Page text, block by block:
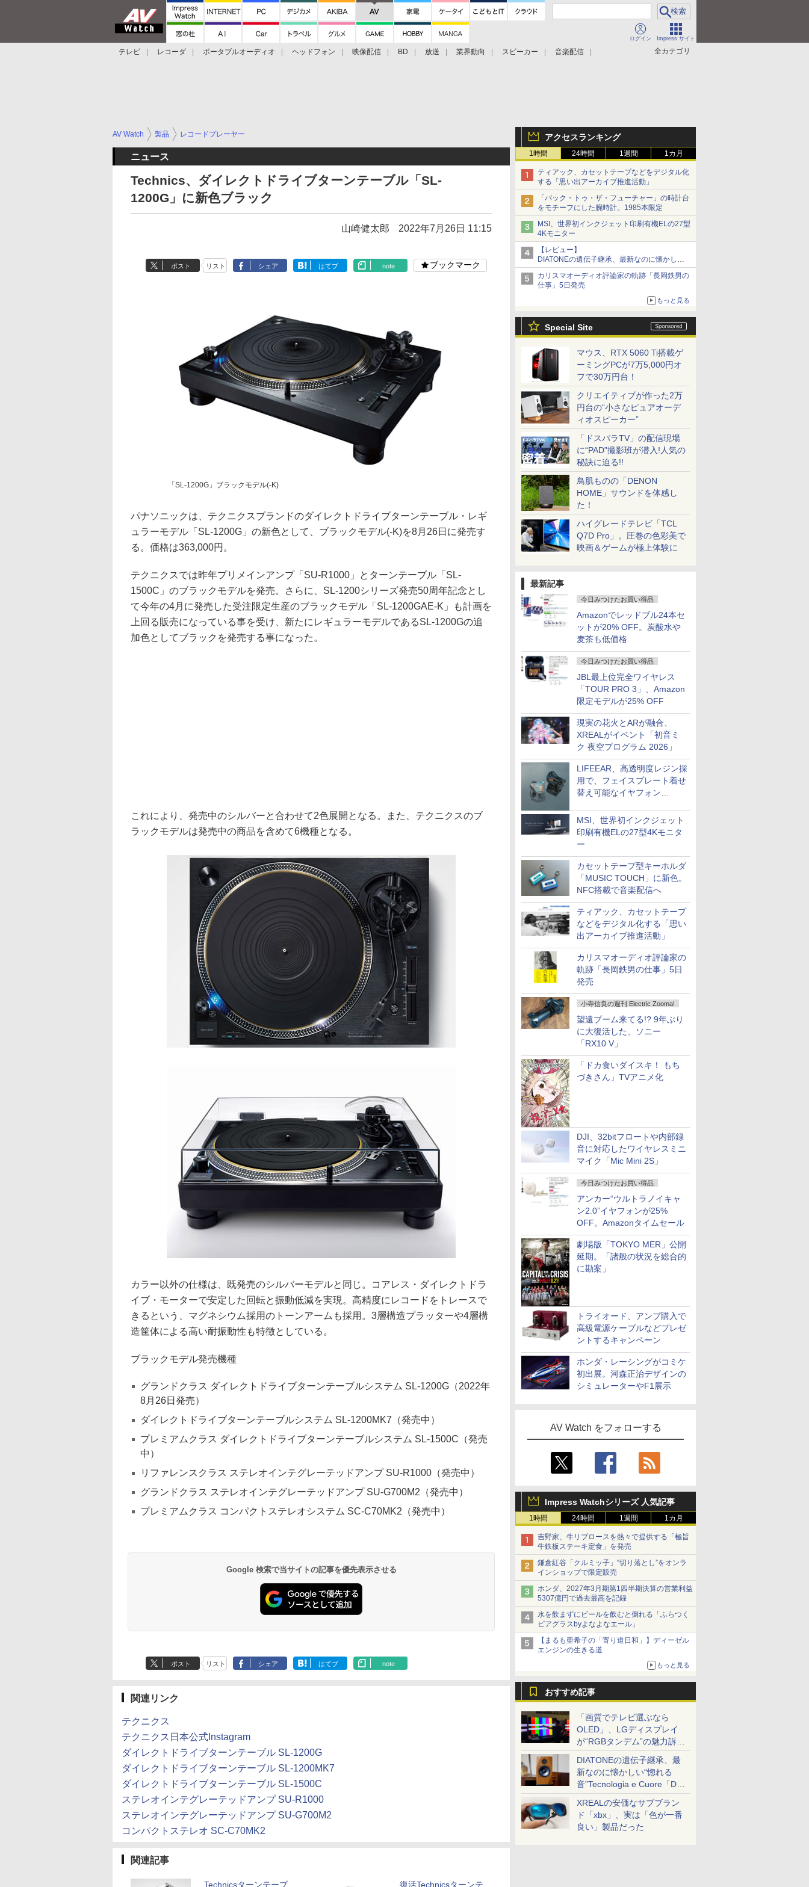
ログイン Impress サイト
全カテゴリ
テレビ レコーダ ポータブルオーディオ ヘッドフォン 映像配信 BD 放送 業界動向 スピーカー
音楽配信
アクセスランキング
1時間 24時間 1週間 1カ月
ティアック、カセットテープなどをデジタル化
する「思い出アーカイブ推進活動」
「バック・トゥ・ザ・フューチャー」の時計台
をモチーフにした腕時計。1985本限定
MSI、世界初インクジェット印刷有機ELの27型
4Kモニター
【レビュー】
DIATONEの遺伝子継承、最新なのに懐かし
い“惚れる音”Tecnologia e Cuore「DS-TC52B」
を聴く
カリスマオーディオ評論家の軌跡「長岡鉄男の
仕事」5日発売
もっと見る
Special Site
マウス、RTX 5060 Ti搭載ゲ
ーミングPCが7万5,000円オ
フで30万円台！
クリエイティブが作った2万
円台の“小さなピュアオーデ
ィオスピーカー”
「ドスパラTV」の配信現場
に“PAD”撮影班が潜入!人気の
秘訣に迫る!!
鳥肌ものの「DENON
HOME」サウンドを体感し
た！
ハイグレードテレビ「TCL
Q7D Pro」。圧巻の色彩美で
映画＆ゲームが極上体験に
最新記事
今日みつけたお買い得品
Amazonでレッドブル24本セ
ットが20% OFF。炭酸水や
麦茶も低価格
今日みつけたお買い得品
JBL最上位完全ワイヤレス
「TOUR PRO 3」、Amazon
限定モデルが25% OFF
現実の花火とARが融合、
XREALがイベント「初音ミ
ク 夜空プログラム 2026」
LIFEEAR、高透明度レジン採
用で、フェイスプレート着せ
替え可能なイヤフォン
MSI、世界初インクジェット
印刷有機ELの27型4Kモニタ
ー
カセットテープ型キーホルダ
「MUSIC TOUCH」に新色。
NFC搭載で音楽配信へ
ティアック、カセットテープ
などをデジタル化する「思い
出アーカイブ推進活動」
カリスマオーディオ評論家の
軌跡「長岡鉄男の仕事」5日
発売
小寺信良の週刊 Electric Zooma!
望遠ブーム来てる!? 9年ぶり
に大復活した、ソニー
「RX10 V」
「ドカ食いダイスキ！ もち
づきさん」TVアニメ化
DJI、32bitフロートや内部録
音に対応したワイヤレスミニ
マイク「Mic Mini 2S」
今日みつけたお買い得品
アンカー“ウルトラノイキャ
ン2.0”イヤフォンが25%
OFF。Amazonタイムセール
劇場版「TOKYO MER」公開
延期。「諸般の状況を総合的
に勘案」
トライオード、アンプ購入で
高級電源ケーブルなどプレゼ
ントするキャンペーン
ホンダ・レーシングがコミケ
初出展。河森正治デザインの
シミュレーターやF1展示
AV Watch をフォローする
Impress Watchシリーズ 人気記事
1時間 24時間 1週間 1カ月
吉野家、牛リブロースを熱々で提供する「極旨
牛鉄板ステーキ定食」を発売
鎌倉紅谷「クルミッ子」“切り落とし”をオンラ
インショップで限定販売
ホンダ、2027年3月期第1四半期決算の営業利益
5307億円で過去最高を記録
水を飲まずにビールを飲むと倒れる「ふらつく
ビアグラスbyよなよなエール」
【まるも亜希子の「寄り道日和」】ディーゼル
エンジンの生きる道
もっと見る
おすすめ記事
「画質でテレビ選ぶなら
OLED」、LGディスプレイ
が“RGBタンデム”の魅力訴
求。液晶とのガチ比較も
DIATONEの遺伝子継承、最
新なのに懐かしい“惚れる
音”Tecnologia e Cuore「DS-
TC52B」を聴く
XREALの安価なサブブラン
ド「xbx」、実は「色が一番
良い」製品だった
AV Watch 製品 レコードプレーヤー
ニュース
Technics、ダイレクトドライブターンテーブル「SL-
1200G」に新色ブラック
山崎健太郎 2022年7月26日 11:15
ポスト リスト シェア はてブ note ブックマーク
「SL-1200G」ブラックモデル(-K)
パナソニックは、テクニクスブランドのダイレクトドライブターンテーブル・レギ
ュラーモデル「SL-1200G」の新色として、ブラックモデル(-K)を8月26日に発売す
る。価格は363,000円。
テクニクスでは昨年プリメインアンプ「SU-R1000」とターンテーブル「SL-
1500C」のブラックモデルを発売。さらに、SL-1200シリーズ発売50周年記念とし
て今年の4月に発売した受注限定生産のブラックモデル「SL-1200GAE-K」も計画を
上回る販売になっている事を受け、新たにレギュラーモデルであるSL-1200Gの追
加色としてブラックを発売する事になった。
これにより、発売中のシルバーと合わせて2色展開となる。また、テクニクスのブ
ラックモデルは発売中の商品を含めて6機種となる。
カラー以外の仕様は、既発売のシルバーモデルと同じ。コアレス・ダイレクトドラ
イブ・モーターで安定した回転と振動低減を実現。高精度にレコードをトレースで
きるという、マグネシウム採用のトーンアームも採用。3層構造プラッターや4層構
造筐体による高い耐振動性も特徴としている。
ブラックモデル発売機種
グランドクラス ダイレクトドライブターンテーブルシステム SL-1200G（2022年
8月26日発売）
ダイレクトドライブターンテーブルシステム SL-1200MK7（発売中）
プレミアムクラス ダイレクトドライブターンテーブルシステム SL-1500C（発売
中）
リファレンスクラス ステレオインテグレーテッドアンプ SU-R1000（発売中）
グランドクラス ステレオインテグレーテッドアンプ SU-G700M2（発売中）
プレミアムクラス コンパクトステレオシステム SC-C70MK2（発売中）
Google 検索で当サイトの記事を優先表示させる
ポスト リスト シェア はてブ note
関連リンク
テクニクス
テクニクス日本公式Instagram
ダイレクトドライブターンテーブル SL-1200G
ダイレクトドライブターンテーブル SL-1200MK7
ダイレクトドライブターンテーブル SL-1500C
ステレオインテグレーテッドアンプ SU-R1000
ステレオインテグレーテッドアンプ SU-G700M2
コンパクトステレオ SC-C70MK2
関連記事
Technicsターンテーブ
復活Technicsターンテ